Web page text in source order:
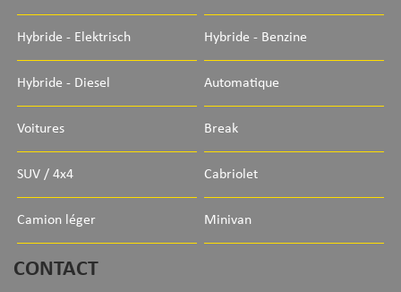
Hybride - Elektrisch Hybride - Benzine
Hybride - Diesel Automatique
Voitures Break
SUV / 4x4 Cabriolet
Camion léger Minivan
CONTACT